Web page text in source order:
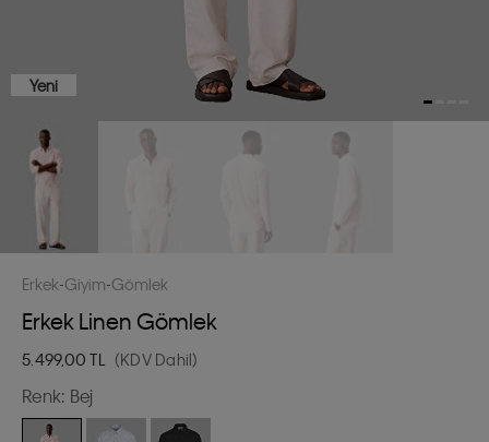
Yeni
Erkek Giyim Gömlek
Erkek Linen Gömlek
5.499,00 TL (KDV Dahil)
Renk: Bej